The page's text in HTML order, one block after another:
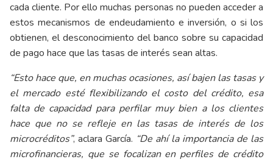
cada cliente. Por ello muchas personas no pueden acceder a
estos mecanismos de endeudamiento e inversión, o si los
obtienen, el desconocimiento del banco sobre su capacidad
de pago hace que las tasas de interés sean altas.
“Esto hace que, en muchas ocasiones, así bajen las tasas y
el mercado esté flexibilizando el costo del crédito, esa
falta de capacidad para perfilar muy bien a los clientes
hace que no se refleje en las tasas de interés de los
microcréditos”, aclara García. “De ahí la importancia de las
microfinancieras, que se focalizan en perfiles de crédito